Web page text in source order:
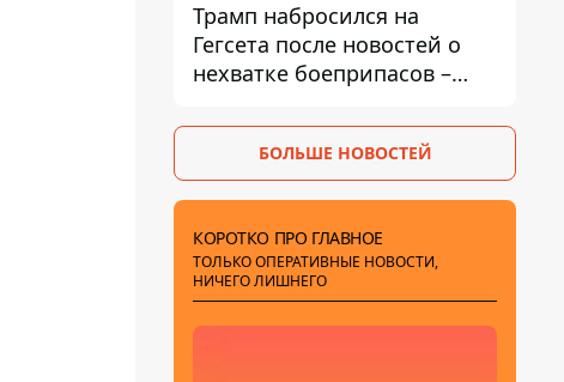
Трамп набросился на
Гегсета после новостей о
нехватке боеприпасов –
БОЛЬШЕ НОВОСТЕЙ
КОРОТКО ПРО ГЛАВНОЕ
ТОЛЬКО ОПЕРАТИВНЫЕ НОВОСТИ,
НИЧЕГО ЛИШНЕГО